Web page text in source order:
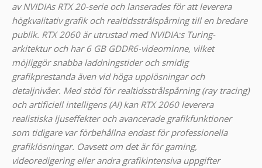
av NVIDIAs RTX 20-serie och lanserades för att leverera
högkvalitativ grafik och realtidsstrålspårning till en bredare
publik. RTX 2060 är utrustad med NVIDIA:s Turing-
arkitektur och har 6 GB GDDR6-videominne, vilket
möjliggör snabba laddningstider och smidig
grafikprestanda även vid höga upplösningar och
detaljnivåer. Med stöd för realtidsstrålspårning (ray tracing)
och artificiell intelligens (AI) kan RTX 2060 leverera
realistiska ljuseffekter och avancerade grafikfunktioner
som tidigare var förbehållna endast för professionella
grafiklösningar. Oavsett om det är för gaming,
videoredigering eller andra grafikintensiva uppgifter